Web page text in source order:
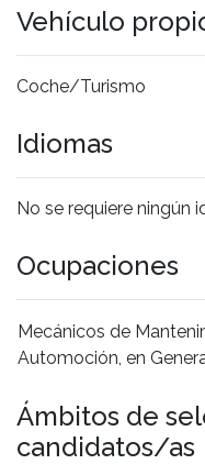
Vehículo
Coche/Turismo
Idiomas
No se requiere ningún
Ocupaciones
Mecánicos de
Automoción, en
Ámbitos de
candidatos/as